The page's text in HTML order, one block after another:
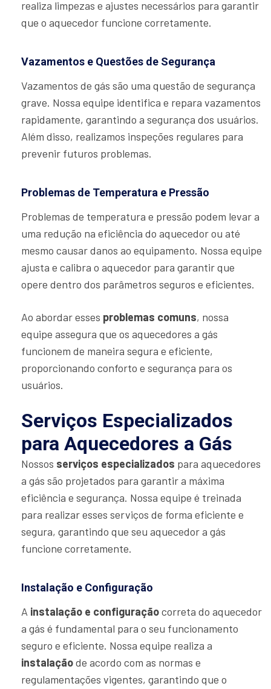
realiza limpezas e ajustes necessários para garantir
que o aquecedor funcione corretamente.
Vazamentos e Questões de Segurança
Vazamentos de gás são uma questão de segurança
grave. Nossa equipe identifica e repara vazamentos
rapidamente, garantindo a segurança dos usuários.
Além disso, realizamos inspeções regulares para
prevenir futuros problemas.
Problemas de Temperatura e Pressão
Problemas de temperatura e pressão podem levar a
uma redução na eficiência do aquecedor ou até
mesmo causar danos ao equipamento. Nossa equipe
ajusta e calibra o aquecedor para garantir que
opere dentro dos parâmetros seguros e eficientes.
Ao abordar esses problemas comuns, nossa
equipe assegura que os aquecedores a gás
funcionem de maneira segura e eficiente,
proporcionando conforto e segurança para os
usuários.
Serviços Especializados
para Aquecedores a Gás
Nossos serviços especializados para aquecedores
a gás são projetados para garantir a máxima
eficiência e segurança. Nossa equipe é treinada
para realizar esses serviços de forma eficiente e
segura, garantindo que seu aquecedor a gás
funcione corretamente.
Instalação e Configuração
A instalação e configuraçãocorreta do aquecedor
a gás é fundamental para o seu funcionamento
seguro e eficiente. Nossa equipe realiza a
instalaçãode acordo com as normas e
regulamentações vigentes, garantindo que o